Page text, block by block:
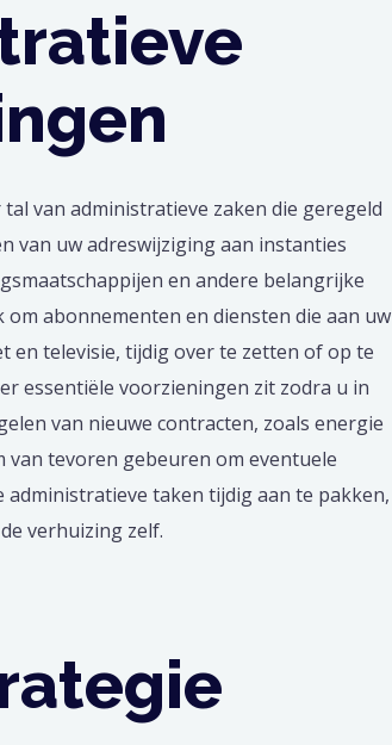
van administratieve zaken die geregeld
van uw adreswijziging aan instanties
en andere belangrijke
abonnementen en diensten die aan uw
en televisie, tijdig over te zetten of op te
essentiële voorzieningen zit zodra u in
van nieuwe contracten, zoals energie
tevoren gebeuren om eventuele
taken tijdig aan te pakken,
verhuizing zelf.